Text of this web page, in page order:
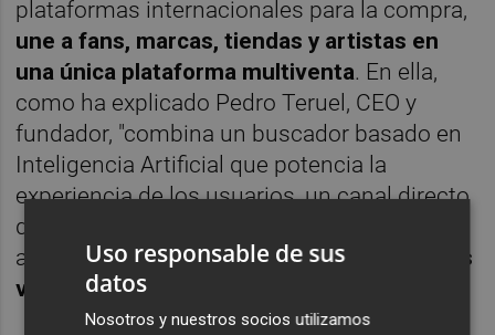
plataformas internacionales para la compra,
une a fans, marcas, tiendas y artistas en
una única plataforma multiventa. En ella,
como ha explicado Pedro Teruel, CEO y
fundador, "combina un buscador basado en
Inteligencia Artificial que potencia la
experiencia de los usuarios, un canal directo
de comunicación, y un diseño editorial y
aspiracional" propio delanime, el manga, los
videojuegos y la cultura japonesa
Uso responsable de sus
datos
Nosotros y nuestros socios utilizamos